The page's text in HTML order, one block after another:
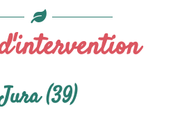
Jura (39)